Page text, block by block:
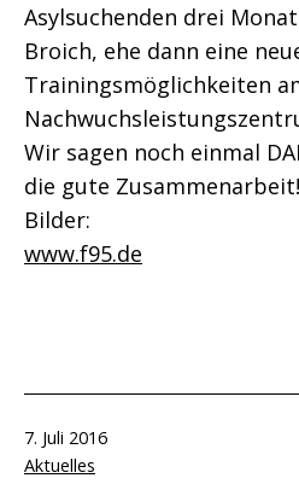
Asylsuchenden drei
Broich, ehe dann eine
Trainingsmöglichkeiten
Wir sagen noch einmal
die gute
Bilder:
www.f95.de
Veröffentlicht
am
7. Juli 2016
Kategorisiert
Aktuelles